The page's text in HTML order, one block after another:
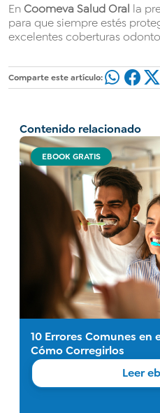
EnCoomeva Salud Oral la
para que siempre estés
excelentes coberturas
Comparte este artículo:
Contenido relacionado
EBOOK GRATIS
10 Errores Comunes en
Cómo Corregirlos
Leer